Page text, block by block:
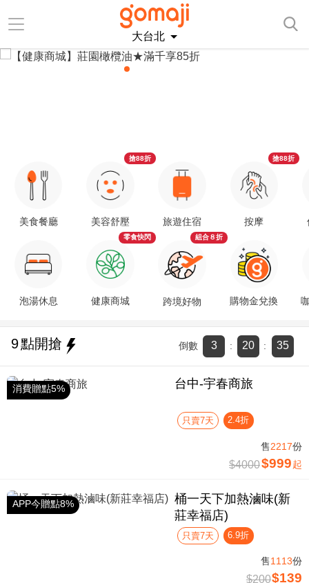
大台北
美食餐廳
泡湯休息
美容舒壓
搶88折
健康商城
零食快閃
旅遊住宿
跨境好物
組合８折
按摩
搶88折
購物金兌換
9點開搶 倒數 3 : 20 : 35
消費贈點5% 台中-宇春商旅
只賣7天 2.4折
售2217份
$4000$999 起
APP今贈點8%
桶一天下加熱滷味(新
莊幸福店)
只賣7天 6.9折
售1113份
$200$139